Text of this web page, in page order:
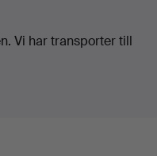
Vi har transporter till